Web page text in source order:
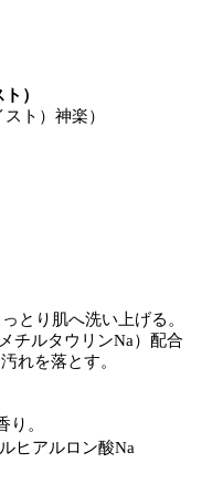
）
ト）神楽）
とり肌へ洗い上げる。
チルタウリンNa）配合
れを落とす。
。
ヒアルロン酸Na